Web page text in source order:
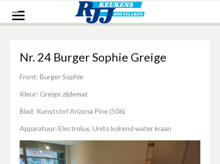
inhoud
Nr. 24 Burger Sophie Greige
Front: Burger Sophie
Kleur: Greige zijdemat
Blad: Kunststof Arizona Pine (506)
Apparatuur: Electrolux, Unito kokend water kraan